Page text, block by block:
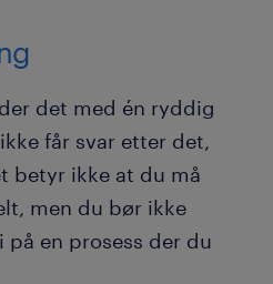
det med én ryddig
får svar etter det,
betyr ikke at du må
men du bør ikke
en prosess der du